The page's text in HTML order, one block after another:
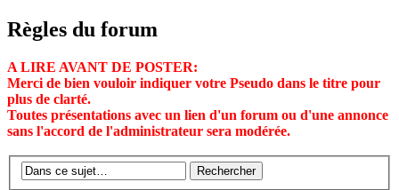
Règles du forum
A LIRE AVANT DE POSTER:
Merci de bien vouloir indiquer votre Pseudo dans le titre pour
plus de clarté.
Toutes présentations avec un lien d'un forum ou d'une annonce
sans l'accord de l'administrateur sera modérée.